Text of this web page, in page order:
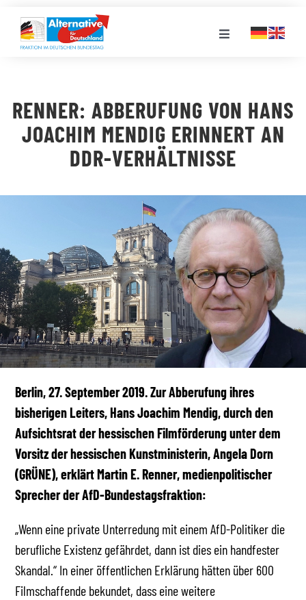
Inhalt
springen
Toggle
LANDESGRUPPEN
VERANSTALTUNGEN
STELLENPORTAL
MEDIATHEK
RENNER: ABBERUFUNG VON HANS
JOACHIM MENDIG ERINNERT AN
DDR-VERHÄLTNISSE
Berlin, 27. September 2019. Zur Abberufung ihres
bisherigen Leiters, Hans Joachim Mendig, durch den
Aufsichtsrat der hessischen Filmförderung unter dem
Vorsitz der hessischen Kunstministerin, Angela Dorn
(GRÜNE), erklärt Martin E. Renner, medienpolitischer
Sprecher der AfD-Bundestagsfraktion:
„Wenn eine private Unterredung mit einem AfD-Politiker die
berufliche Existenz gefährdet, dann ist dies ein handfester
Skandal.“ In einer öffentlichen Erklärung hätten über 600
Filmschaffende bekundet, dass eine weitere